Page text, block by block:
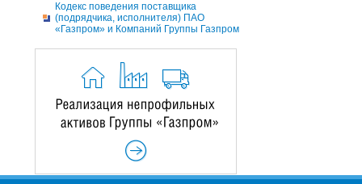
Кодекс поведения поставщика
(подрядчика, исполнителя) ПАО
«Газпром» и Компаний Группы Газпром